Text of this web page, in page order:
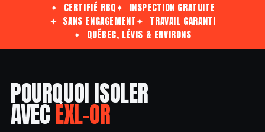
✦ CERTIFIÉ RBQ✦ INSPECTION GRATUITE
✦ SANS ENGAGEMENT✦ TRAVAIL GARANTI
✦ QUÉBEC, LÉVIS & ENVIRONS
POURQUOI ISOLER
AVECEXL-OR